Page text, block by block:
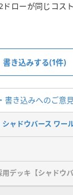
ドローが同じコス
書き込みする(1件)
書き込みへのご意
ャドウバース ワー
デッキ【シャドウ